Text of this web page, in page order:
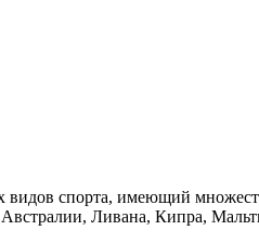
спорта, имеющий
Ливана, Кипра,